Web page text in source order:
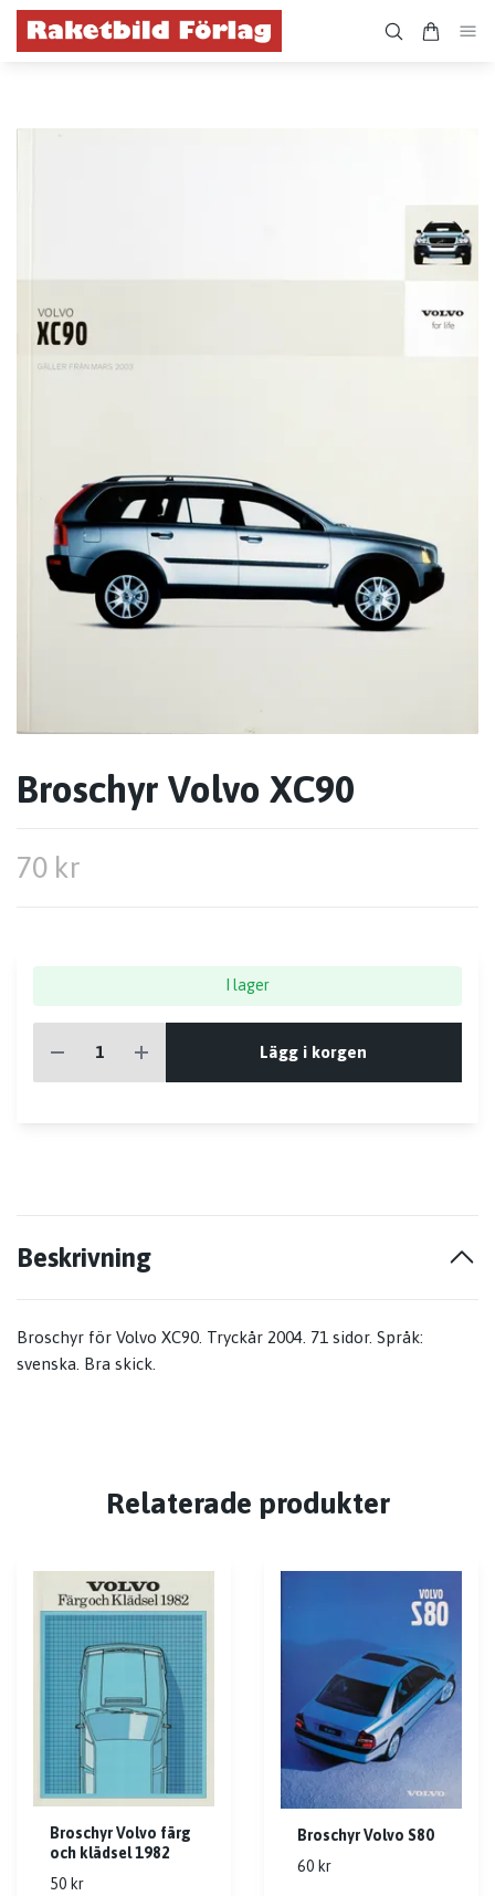
Broschyr Volvo XC90
70 kr
I lager
Lägg i korgen
Beskrivning
Broschyr för Volvo XC90. Tryckår 2004. 71 sidor. Språk:
svenska. Bra skick.
Relaterade produkter
Broschyr Volvo färg
och klädsel 1982
50 kr
Broschyr Volvo S80
60 kr